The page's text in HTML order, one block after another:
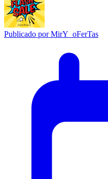
Publicado porMirY_oFerTas